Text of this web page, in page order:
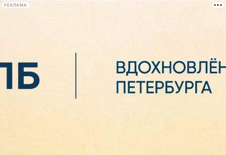
РЕКЛАМА
Сегодня: